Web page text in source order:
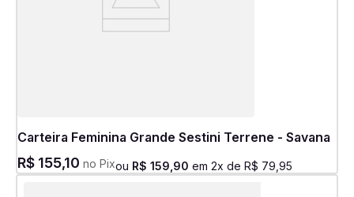
Carteira Feminina Grande Sestini Terrene - Savana
R$ 155,10 no Pixou R$ 159 90 em 2x de R$ 79 95